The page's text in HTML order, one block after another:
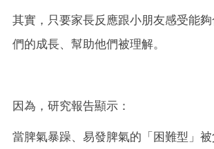
其實，只要家長反應跟小朋友感受能
們的成長、幫助他們被理解。
因為，研究報告顯示：
當脾氣暴躁、易發脾氣的「困難型」